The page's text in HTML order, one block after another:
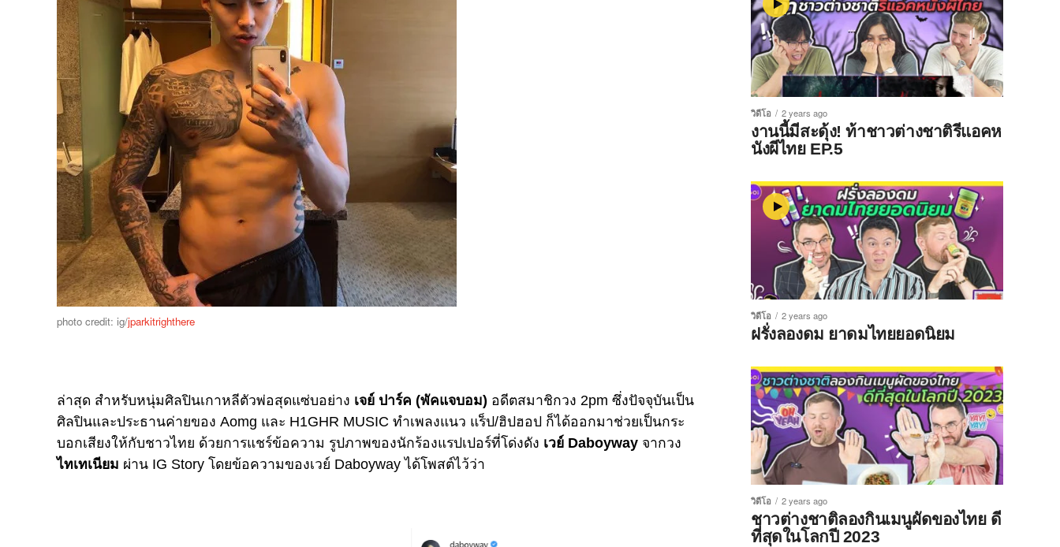
photo credit: ig/jparkitrighthere
ล่าสุด สำหรับหนุ่มศิลปินเกาหลีตัวพ่อสุดแซ่บอย่าง เจย์ ปาร์ค (พัค​แจบอม) อดีตสมาชิก​วง 2pm ซึ่งปัจจุบัน​เป็น​
ศิลปิน​และประธานค่ายของ​ Aomg​ และ​ H1GHR MUSIC​ ทำเพลงแนว​ แร็ป/ฮิปฮอป​ ก็ได้ออกมาช่วยเป็นกระ
บอกเสียงให้กับชาวไทย ด้วยการแชร์ข้อความ รูปภาพของนักร้องแรปเปอร์ที่โด่งดัง เวย์ Daboyway จากวง
ไทเทเนียม ผ่าน IG Story โดยข้อความของเวย์ Daboyway ได้โพสต์ไว้ว่า
วิดีโอ 2 years ago
งานนี้มีสะดุ้ง! ท้าชาวต่างชาติรีแอคห
นังผีไทย EP.5
วิดีโอ 2 years ago
ฝรั่งลองดม ยาดมไทยยอดนิยม
วิดีโอ 2 years ago
ชาวต่างชาติลองกินเมนูผัดของไทย ดี
ที่สุดในโลกปี 2023